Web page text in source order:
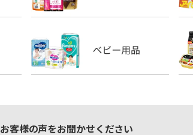
お客様の声をお聞かせください